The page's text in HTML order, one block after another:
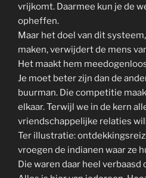
vrijkomt. Daarmee kun je de
opheffen.
Maar het doel van dit
maken, verwijdert de mens
Het maakt hem
Je moet beter zijn dan de
buurman. Die competitie
elkaar. Terwijl we in de kern
vriendschappelijke relaties
Ter illustratie:
vroegen de indianen waar ze
Die waren daar heel verbaasd